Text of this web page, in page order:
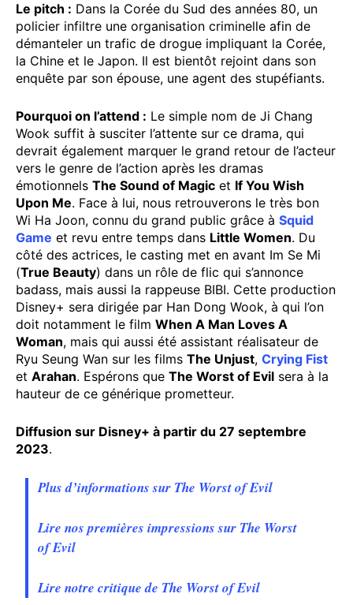
Le pitch : Dans la Corée du Sud des années 80, un
policier infiltre une organisation criminelle afin de
démanteler un trafic de drogue impliquant la Corée,
la Chine et le Japon. Il est bientôt rejoint dans son
enquête par son épouse, une agent des stupéfiants.
Pourquoi on l’attend : Le simple nom de Ji Chang
Wook suffit à susciter l’attente sur ce drama, qui
devrait également marquer le grand retour de l’acteur
vers le genre de l’action après les dramas
émotionnels The Sound of Magic et If You Wish
Upon Me. Face à lui, nous retrouverons le très bon
Wi Ha Joon, connu du grand public grâce à Squid
Game et revu entre temps dans Little Women. Du
côté des actrices, le casting met en avant Im Se Mi
(True Beauty) dans un rôle de flic qui s’annonce
badass, mais aussi la rappeuse BIBI. Cette production
Disney+ sera dirigée par Han Dong Wook, à qui l’on
doit notamment le film When A Man Loves A
Woman, mais qui aussi été assistant réalisateur de
Ryu Seung Wan sur les films The Unjust, Crying Fist
et Arahan. Espérons que The Worst of Evil sera à la
hauteur de ce générique prometteur.
Diffusion sur Disney+ à partir du 27 septembre
2023.
Plus d’informations sur The Worst of Evil
Lire nos premières impressions sur The Worst
of Evil
Lire notre critique de The Worst of Evil